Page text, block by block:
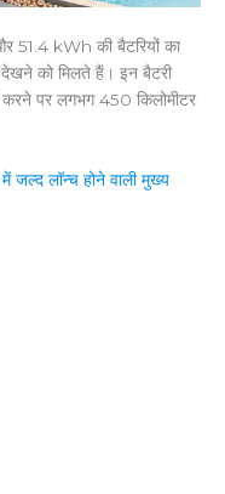
51.4 kWh की बैटरियों का
देखने को मिलते हैं। इन बैटरी
पर लगभग 450 किलोमीटर
लॉन्च होने वाली मुख्य